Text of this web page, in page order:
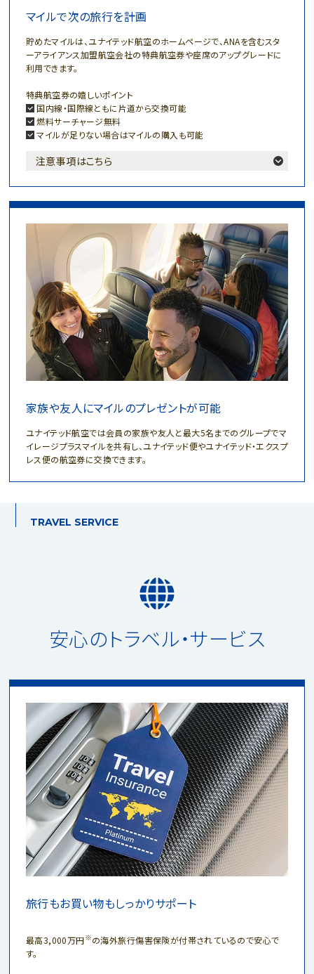
マイルで次の旅行を計画
貯めたマイルは、ユナイテッド航空のホームページで、ANAを含むスタ
ーアライアンス加盟航空会社の特典航空券や座席のアップグレードに
利用できます。
特典航空券の嬉しいポイント
国内線・国際線ともに片道から交換可能
燃料サーチャージ無料
マイルが足りない場合はマイルの購入も可能
注意事項はこちら
家族や友人にマイルのプレゼントが可能
ユナイテッド航空では会員の家族や友人と最大5名までのグループでマ
イレージプラスマイルを共有し、ユナイテッド便やユナイテッド・エクスプ
レス便の航空券に交換できます。
TRAVEL SERVICE
安心のトラベル・サービス
旅行もお買い物もしっかりサポート
最高3,000万円※の海外旅行傷害保険が付帯されているので安心で
す。